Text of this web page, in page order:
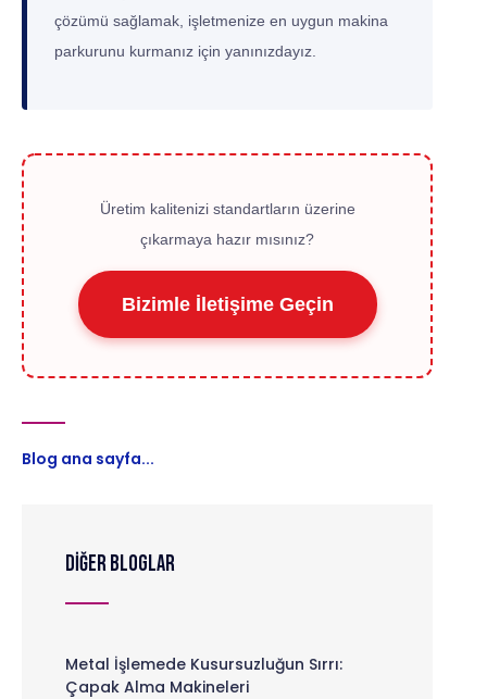
çözümü sağlamak, işletmenize en uygun makina
parkurunu kurmanız için yanınızdayız.
Üretim kalitenizi standartların üzerine
çıkarmaya hazır mısınız?
Bizimle İletişime Geçin
Blog ana sayfa...
DİĞER BLOGLAR
Metal İşlemede Kusursuzluğun Sırrı:
Çapak Alma Makineleri